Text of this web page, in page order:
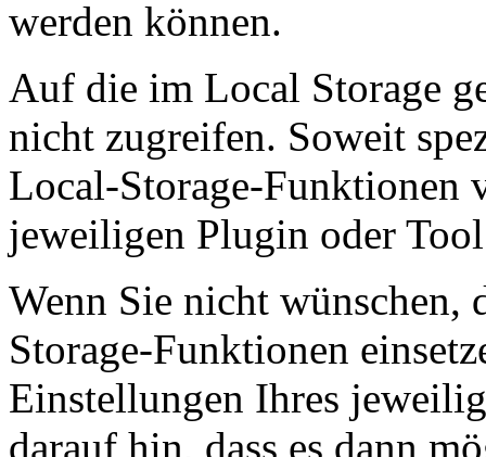
werden können.
Auf die im Local Storage
nicht zugreifen. Soweit
Local-Storage-Funktionen
jeweiligen Plugin oder
Wenn Sie nicht wünschen,
Storage-Funktionen
Einstellungen Ihres
darauf hin, dass es dann